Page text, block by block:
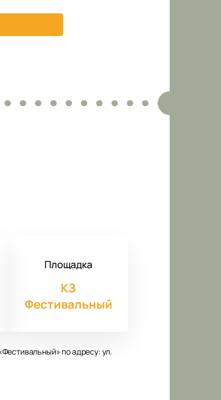
Площадка
КЗ
Фестивальный
по адресу: ул.